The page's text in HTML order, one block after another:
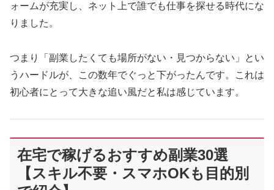
ォームが充実し、ネット上で誰でも仕事を探せる時代にな
りました。
つまり「副業したくても場所がない・見つからない」とい
うハードルが、この数年でぐっと下がったんです。これは
初心者にとって大きな追い風だと私は感じています。
在宅で稼げるおすすめ副業30選
【スキル不要・スマホOKも目的別